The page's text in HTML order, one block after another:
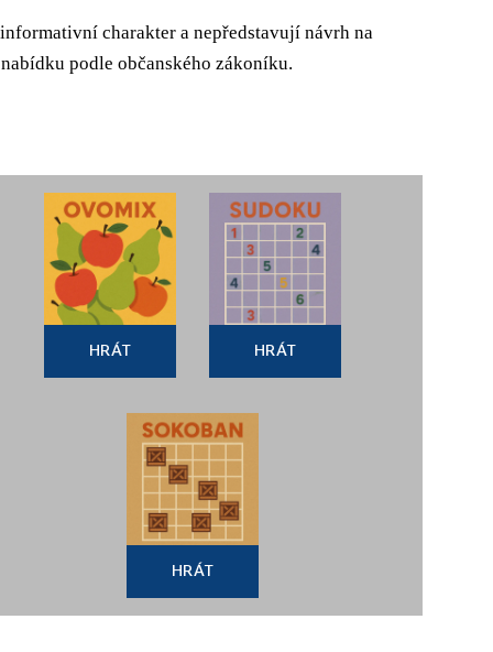
charakter a nepředstavují návrh na
podle občanského zákoníku.
HRÁT HRÁT
HRÁT